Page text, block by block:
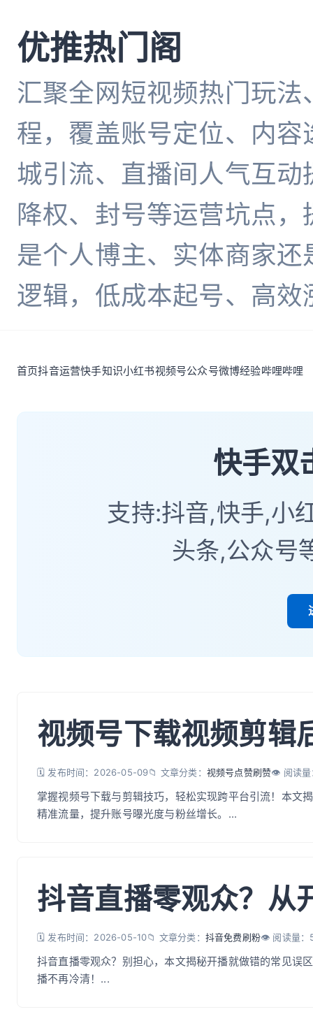
优推热门阁
汇聚全网短视频热门玩
程，覆盖账号定位、内
城引流、直播间人气互
降权、封号等运营坑点
是个人博主、实体商家
逻辑，低成本起号、高
首页抖音运营快手知识小红书视频号公众号微博经验哔哩哔哩
快手双
支持:抖音,快手,小
头条,公众号
视频号下载视频剪辑
🗓️ 发布时间：2026-05-09📁 文章分类： 视频号点赞刷赞👁️ 阅读量
掌握视频号下载与剪辑技巧，轻松实现跨平台引流！本文
精准流量，提升账号曝光度与粉丝增长。...
抖音直播零观众？从
🗓️ 发布时间：2026-05-10📁 文章分类： 抖音免费刷粉👁️ 阅读量：
抖音直播零观众？别担心，本文揭秘开播就做错的常见误
播不再冷清！...